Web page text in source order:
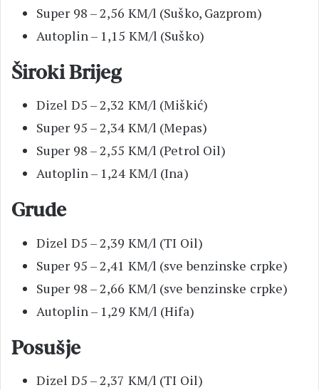
Super 98 – 2,56 KM/l (Suško, Gazprom)
Autoplin – 1,15 KM/l (Suško)
Široki Brijeg
Dizel D5 – 2,32 KM/l (Miškić)
Super 95 – 2,34 KM/l (Mepas)
Super 98 – 2,55 KM/l (Petrol Oil)
Autoplin – 1,24 KM/l (Ina)
Grude
Dizel D5 – 2,39 KM/l (TI Oil)
Super 95 – 2,41 KM/l (sve benzinske crpke)
Super 98 – 2,66 KM/l (sve benzinske crpke)
Autoplin – 1,29 KM/l (Hifa)
Posušje
Dizel D5 – 2,37 KM/l (TI Oil)